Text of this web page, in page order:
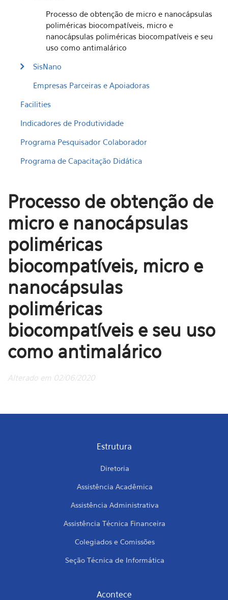
Processo de obtenção de micro e nanocápsulas
poliméricas biocompatíveis, micro e
nanocápsulas poliméricas biocompatíveis e seu
uso como antimalárico
SisNano
Empresas Parceiras e Apoiadoras
Facilities
Indicadores de Produtividade
Programa Pesquisador Colaborador
Programa de Capacitação Didática
Processo de obtenção de
micro e nanocápsulas
poliméricas
biocompatíveis, micro e
nanocápsulas
poliméricas
biocompatíveis e seu uso
como antimalárico
Alterado em 02/06/2020
Estrutura
Diretoria
Assistência Acadêmica
Assistência Administrativa
Assistência Técnica Financeira
Colegiados e Comissões
Seção Técnica de Informática
Acontece